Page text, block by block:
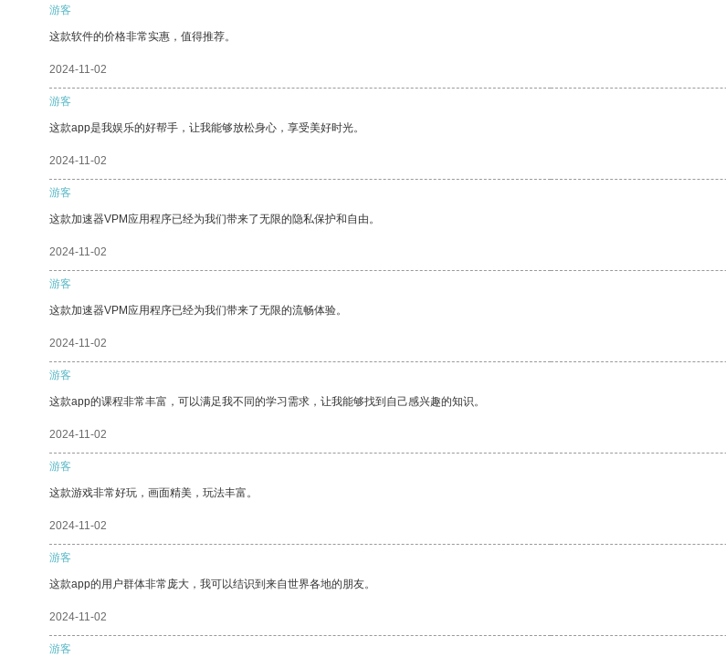
游客
这款软件的价格非常实惠，值得推荐。
2024-11-02
游客
这款app是我娱乐的好帮手，让我能够放松身心，享受美好时光。
2024-11-02
游客
这款加速器VPM应用程序已经为我们带来了无限的隐私保护和自由。
2024-11-02
游客
这款加速器VPM应用程序已经为我们带来了无限的流畅体验。
2024-11-02
游客
这款app的课程非常丰富，可以满足我不同的学习需求，让我能够找到自己感兴趣的知识。
2024-11-02
游客
这款游戏非常好玩，画面精美，玩法丰富。
2024-11-02
游客
这款app的用户群体非常庞大，我可以结识到来自世界各地的朋友。
2024-11-02
游客